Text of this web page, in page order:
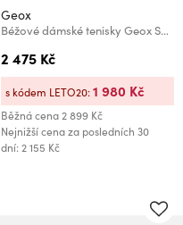
Geox
Béžové dámské tenisky Geox Sukie 2.0
2 475 Kč
Běžná cena2 899 Kč
Nejnižší cena za posledních 30
dní: 2 155 Kč
s kódem LETO20:1 980 Kč